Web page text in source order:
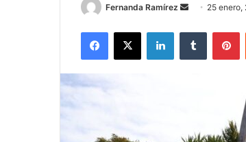
Fernanda Ramírez
Send
email
25 enero,
Facebook
X LinkedInTumblr